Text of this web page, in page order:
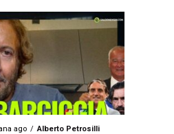
ago Alberto Petrosilli